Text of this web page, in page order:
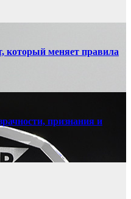
который меняет правила
признания и